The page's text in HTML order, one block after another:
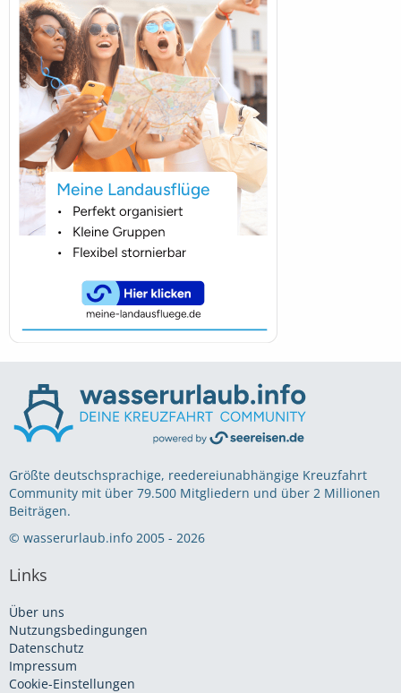
Größte deutschsprachige, reedereiunabhängige Kreuzfahrt
Community mit über 79.500 Mitgliedern und über 2 Millionen
Beiträgen.
© wasserurlaub.info 2005 - 2026
Links
Über uns
Nutzungsbedingungen
Datenschutz
Impressum
Cookie-Einstellungen